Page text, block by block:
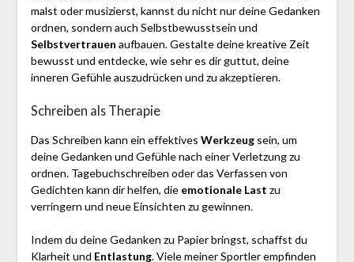
malst oder musizierst, kannst du nicht nur deine Gedanken
ordnen, sondern auch Selbstbewusstsein und
Selbstvertrauen aufbauen. Gestalte deine kreative Zeit
bewusst und entdecke, wie sehr es dir guttut, deine
inneren Gefühle auszudrücken und zu akzeptieren.
Schreiben als Therapie
Das Schreiben kann ein effektives Werkzeugsein, um
deine Gedanken und Gefühle nach einer Verletzung zu
ordnen. Tagebuchschreiben oder das Verfassen von
Gedichten kann dir helfen, die emotionale Last zu
verringern und neue Einsichten zu gewinnen.
Indem du deine Gedanken zu Papier bringst, schaffst du
Klarheit und Entlastung. Viele meiner Sportler empfinden